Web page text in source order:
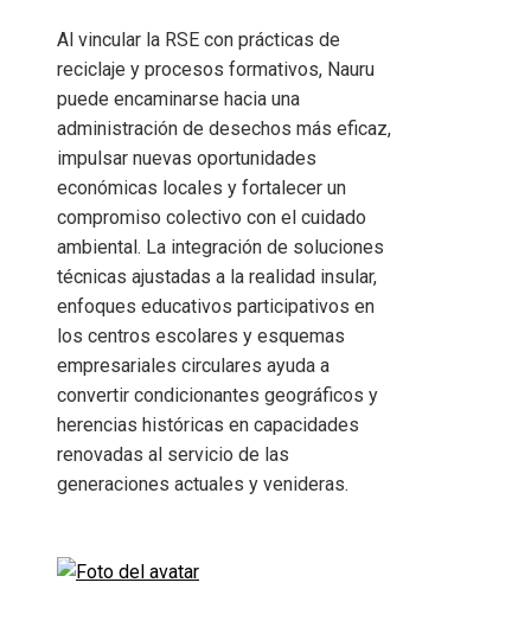
Al vincular la RSE con prácticas de
reciclaje y procesos formativos, Nauru
puede encaminarse hacia una
administración de desechos más eficaz,
impulsar nuevas oportunidades
económicas locales y fortalecer un
compromiso colectivo con el cuidado
ambiental. La integración de soluciones
técnicas ajustadas a la realidad insular,
enfoques educativos participativos en
los centros escolares y esquemas
empresariales circulares ayuda a
convertir condicionantes geográficos y
herencias históricas en capacidades
renovadas al servicio de las
generaciones actuales y venideras.